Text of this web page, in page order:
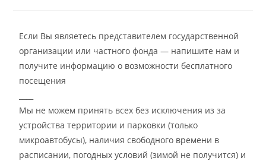
Если Вы являетесь представителем государственной
организации или частного фонда — напишите нам и
получите информацию о возможности бесплатного
посещения
Мы не можем принять всех без исключения из за
устройства территории и парковки (только
микроавтобусы), наличия свободного времени в
расписании, погодных условий (зимой не получится) и